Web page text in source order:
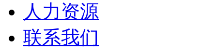
人力资源
联系我们